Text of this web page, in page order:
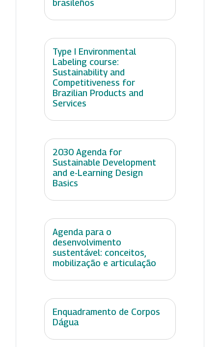
brasileños
Type I Environmental
Labeling course:
Sustainability and
Competitiveness for
Brazilian Products and
Services
2030 Agenda for
Sustainable Development
and e-Learning Design
Basics
Agenda para o
desenvolvimento
sustentável: conceitos,
mobilização e articulação
Enquadramento de Corpos
Dágua